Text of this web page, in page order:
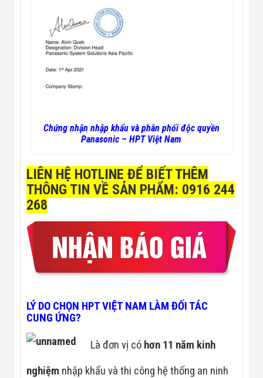
Chứng nhận nhập khẩu và phân phối độc quyền
Panasonic – HPT Việt Nam
LIÊN HỆ HOTLINE ĐỂ BIẾT THÊM
THÔNG TIN VỀ SẢN PHẨM: 0916 244
268
LÝ DO CHỌN HPT VIỆT NAM LÀM ĐỐI TÁC
CUNG ỨNG?
Là đơn vị có hơn 11 năm kinh
nghiệm nhập khẩu và thi công hệ thống an ninh